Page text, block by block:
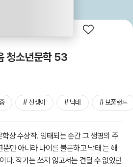
청소년문학 53
# 신생아 # 낙태 # 보풀랜드
상 수상작. 잉태되는 순간 그 생명의 주
만 아니라 나이를 불문하고 낙태 는 해
다. 작가는 쓰지 않고서는 견딜 수 없었던